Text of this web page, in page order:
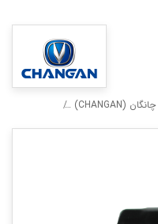
چانگان (CHANGAN)